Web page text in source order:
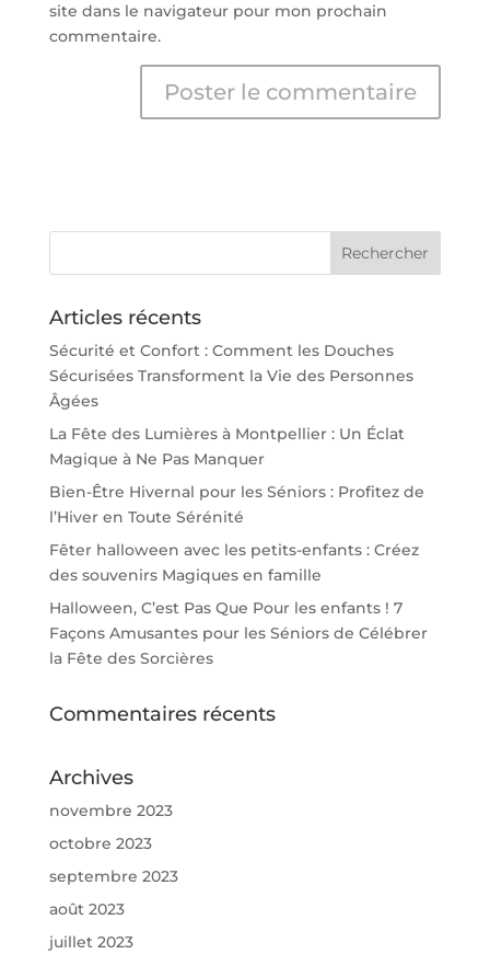
site dans le navigateur pour mon prochain
commentaire.
Articles récents
Sécurité et Confort : Comment les Douches
Sécurisées Transforment la Vie des Personnes
Âgées
La Fête des Lumières à Montpellier : Un Éclat
Magique à Ne Pas Manquer
Bien-Être Hivernal pour les Séniors : Profitez de
l’Hiver en Toute Sérénité
Fêter halloween avec les petits-enfants : Créez
des souvenirs Magiques en famille
Halloween, C’est Pas Que Pour les enfants ! 7
Façons Amusantes pour les Séniors de Célébrer
la Fête des Sorcières
Commentaires récents
Archives
novembre 2023
octobre 2023
septembre 2023
août 2023
juillet 2023